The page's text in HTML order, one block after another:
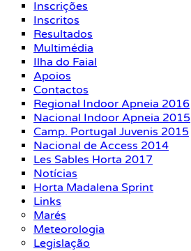
Inscrições
Inscritos
Resultados
Multimédia
Ilha do Faial
Apoios
Contactos
Regional Indoor Apneia 2016
Nacional Indoor Apneia 2015
Camp. Portugal Juvenis 2015
Nacional de Access 2014
Les Sables Horta 2017
Notícias
Horta Madalena Sprint
Links
Marés
Meteorologia
Legislação